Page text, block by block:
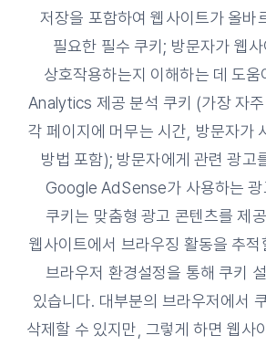
저장을 포함하여 웹사이트가 올바
필요한 필수 쿠키; 방문자가 웹
상호작용하는지 이해하는 데 도
Analytics 제공 분석 쿠키 (가장 자주
각 페이지에 머무는 시간, 방문자가
방법 포함); 방문자에게 관련 광고
Google AdSense가 사용하는 광
쿠키는 맞춤형 광고 콘텐츠를 제
웹사이트에서 브라우징 활동을 추적
브라우저 환경설정을 통해 쿠키
있습니다. 대부분의 브라우저에서
삭제할 수 있지만, 그렇게 하면 웹사